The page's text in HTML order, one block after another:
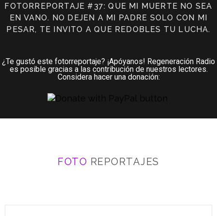
FOTORREPORTAJE #37: QUE MI MUERTE NO SEA
EN VANO. NO DEJEN A MI PADRE SOLO CON MI
PESAR, TE INVITO A QUE REDOBLES TU LUCHA.
¿Te gustó este fotorreportaje? ¡Apóyanos! Regeneración Radio
es posible gracias a las contribución de nuestros lectores.
Considera hacer una donación:
FOTO REPORTAJES